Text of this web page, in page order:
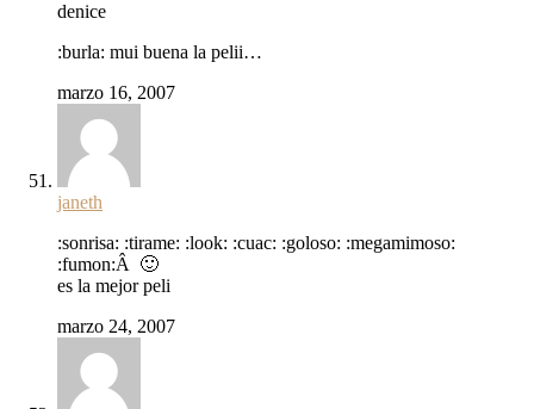
denice
:burla: mui buena la pelii…
marzo 16, 2007
janeth
:sonrisa: :tirame: :look: :cuac: :goloso: :megamimoso:
:fumon:Â 🙂
es la mejor peli
marzo 24, 2007